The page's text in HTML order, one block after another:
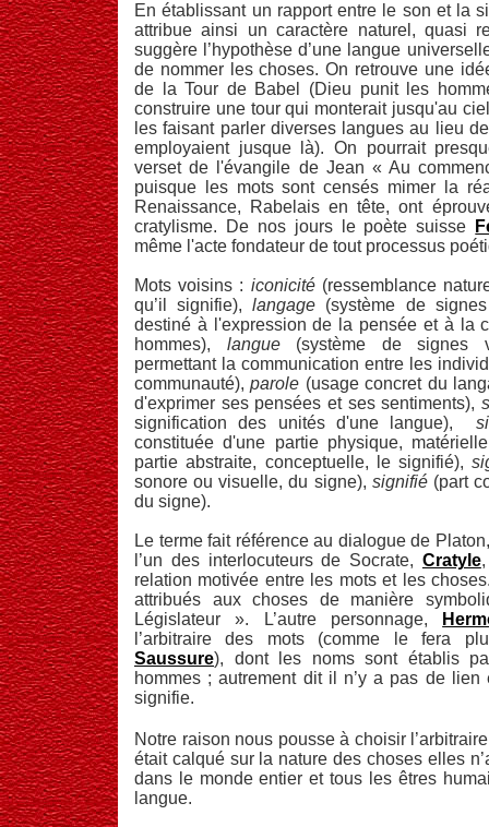
En établissant un rapport entre le son et la
attribue ainsi un caractère naturel, quasi
suggère l’hypothèse d’une langue
de nommer les choses. On retrouve une
de la Tour de Babel (Dieu punit les
construire une tour qui monterait jusqu'au
les faisant parler diverses langues au lieu
employaient jusque là). On pourrait
verset de l'évangile de Jean « Au
puisque les mots sont censés mimer la
Renaissance, Rabelais en tête, ont
cratylisme. De nos jours le poète suisse
même l'acte fondateur de tout processus
Mots voisins : iconicité(ressemblance
qu’il signifie),langage (système de
destiné à l'expression de la pensée et à la
hommes), langue(système de signes
permettant la communication entre les
communauté),parole (usage concret du
d'exprimer ses pensées et ses sentiments),
signification des unités d'une langue),
constituée d'une partie physique,
partie abstraite, conceptuelle, le signifié),
sonore ou visuelle, du signe), signifié(part
du signe).
Le terme fait référence au dialogue de
l’un des interlocuteurs de Socrate, Cratyle
relation motivée entre les mots et les
attribués aux choses de manière
Législateur ». L’autre personnage,
l’arbitraire des mots (comme le fera
Saussure), dont les noms sont établis
hommes ; autrement dit il n’y a pas de lien
signifie.
Notre raison nous pousse à choisir
était calqué sur la nature des choses elles
dans le monde entier et tous les êtres
langue.